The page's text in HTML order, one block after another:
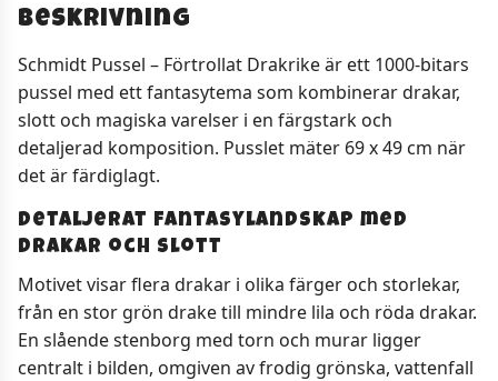
Beskrivning
Schmidt Pussel – Förtrollat Drakrike är ett 1000-bitars
pussel med ett fantasytema som kombinerar drakar,
slott och magiska varelser i en färgstark och
detaljerad komposition. Pusslet mäter 69 x 49 cm när
det är färdiglagt.
Detaljerat fantasylandskap med
drakar och slott
Motivet visar flera drakar i olika färger och storlekar,
från en stor grön drake till mindre lila och röda drakar.
En slående stenborg med torn och murar ligger
centralt i bilden, omgiven av frodig grönska, vattenfall